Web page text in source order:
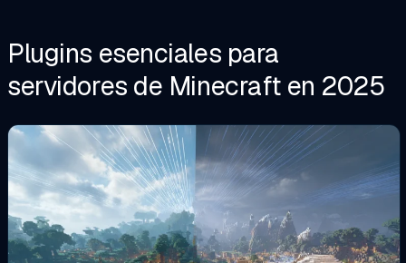
Plugins esenciales para
servidores de Minecraft en 2025